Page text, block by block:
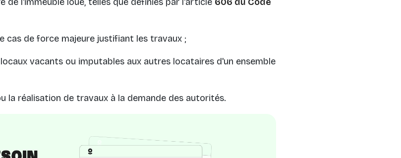
cas de force majeure justifiant les travaux ;
vacants ou imputables aux autres locataires d'un ensemble
la réalisation de travaux à la demande des autorités.